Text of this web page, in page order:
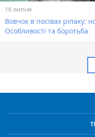
16 липня
Вовчок в посівах ріпаку:
Особливості та боротьба